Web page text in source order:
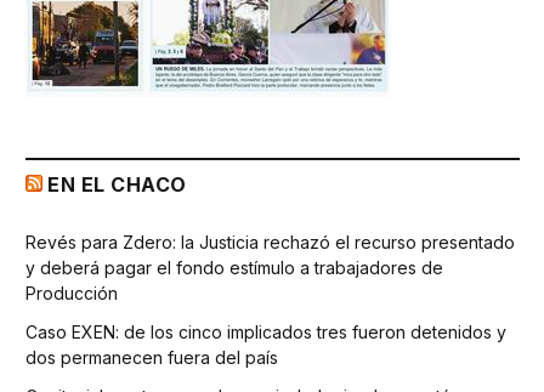
EN EL CHACO
Revés para Zdero: la Justicia rechazó el recurso presentado
y deberá pagar el fondo estímulo a trabajadores de
Producción
Caso EXEN: de los cinco implicados tres fueron detenidos y
dos permanecen fuera del país